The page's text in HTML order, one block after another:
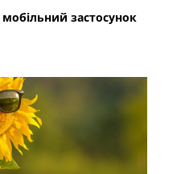
застосунок